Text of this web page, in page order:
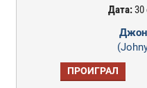
Дата:30
ПРОИГРАЛ